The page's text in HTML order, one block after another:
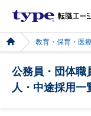
教育・保育・医
公務員・団体職
人・中途採用一